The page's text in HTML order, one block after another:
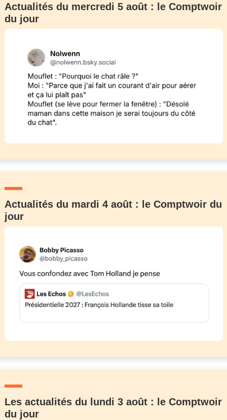
Actualités du mercredi 5 août : le Comptwoir
du jour
Actualités du mardi 4 août : le Comptwoir du
jour
Les actualités du lundi 3 août : le Comptwoir
du jour